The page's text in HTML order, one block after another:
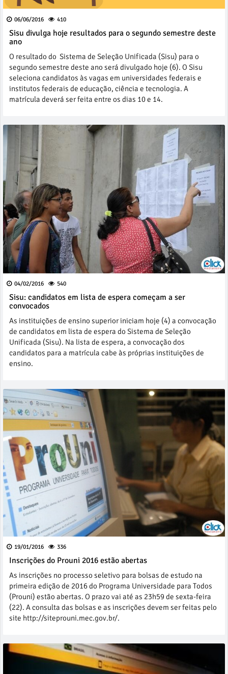
06/06/2016 410
Sisu divulga hoje resultados para o segundo semestre deste
ano
O resultado do Sistema de Seleção Unificada (Sisu) para o
segundo semestre deste ano será divulgado hoje (6). O Sisu
seleciona candidatos às vagas em universidades federais e
institutos federais de educação, ciência e tecnologia. A
matrícula deverá ser feita entre os dias 10 e 14.
04/02/2016 540
Sisu: candidatos em lista de espera começam a ser
convocados
As instituições de ensino superior iniciam hoje (4) a convocação
de candidatos em lista de espera do Sistema de Seleção
Unificada (Sisu). Na lista de espera, a convocação dos
candidatos para a matrícula cabe às próprias instituições de
ensino.
19/01/2016 336
Inscrições do Prouni 2016 estão abertas
As inscrições no processo seletivo para bolsas de estudo na
primeira edição de 2016 do Programa Universidade para Todos
(Prouni) estão abertas. O prazo vai até as 23h59 de sexta-feira
(22). A consulta das bolsas e as inscrições devem ser feitas pelo
site http://siteprouni.mec.gov.br/.